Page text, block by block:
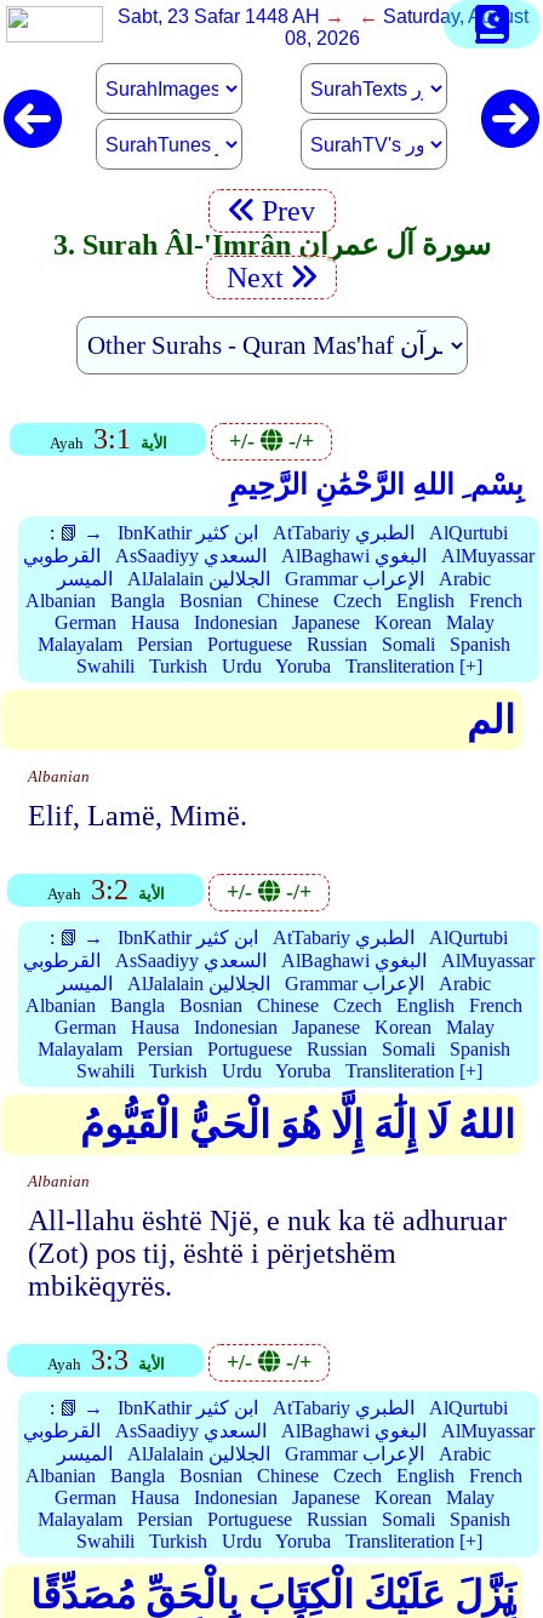
Sabt, 23 Safar 1448 AH → ← Saturday, August
08, 2026
Prev
3. Surah Âl-'Imrân سورة آل عمران
Next
Ayah 3:1 الأية +/- -/+
بِسْم ِ اللهِ الرَّحْمَٰنِ الرَّحِيمِ
: 📗 → IbnKathir ابن كثير AtTabariy الطبري
AlQurtubi
القرطوبي
AsSaadiyy السعدي AlBaghawi البغوي
AlMuyassar
الميسر
AlJalalain الجلالين Grammar الإعراب
Arabic
Albanian
Bangla Bosnian Chinese Czech English
French
German
Hausa Indonesian Japanese Korean
Malay
Malayalam
Persian Portuguese Russian Somali
Spanish
Swahili
Turkish Urdu Yoruba Transliteration [+]
الم
Albanian
Elif, Lamë, Mimë.
Ayah 3:2 الأية +/- -/+
: 📗 → IbnKathir ابن كثير AtTabariy الطبري
AlQurtubi
القرطوبي
AsSaadiyy السعدي AlBaghawi البغوي
AlMuyassar
الميسر
AlJalalain الجلالين Grammar الإعراب
Arabic
Albanian
Bangla Bosnian Chinese Czech English
French
German
Hausa Indonesian Japanese Korean
Malay
Malayalam
Persian Portuguese Russian Somali
Spanish
Swahili
Turkish Urdu Yoruba Transliteration [+]
اللهُ لَا إِلَٰهَ إِلَّا هُوَ الْحَيُّ الْقَيُّومُ
Albanian
All-llahu është Një, e nuk ka të adhuruar
(Zot) pos tij, është i përjetshëm
mbikëqyrës.
Ayah 3:3 الأية +/- -/+
: 📗 → IbnKathir ابن كثير AtTabariy الطبري
AlQurtubi
القرطوبي
AsSaadiyy السعدي AlBaghawi البغوي
AlMuyassar
الميسر
AlJalalain الجلالين Grammar الإعراب
Arabic
Albanian
Bangla Bosnian Chinese Czech English
French
German
Hausa Indonesian Japanese Korean
Malay
Malayalam
Persian Portuguese Russian Somali
Spanish
Swahili
Turkish Urdu Yoruba Transliteration [+]
نَزَّلَ عَلَيْكَ الْكِتَابَ بِالْحَقِّ مُصَدِّقًا